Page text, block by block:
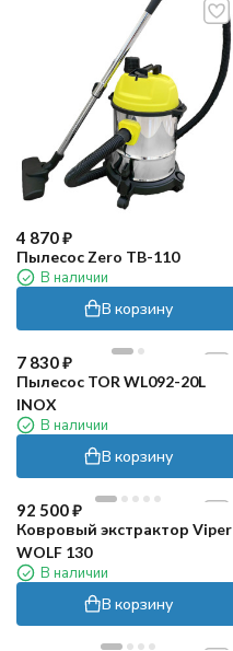
4 870₽
Пылесос Zero TB-110
В наличии
В корзину
7 830₽
Пылесос TOR WL092-20L
INOX
В наличии
В корзину
92 500₽
Ковровый экстрактор Viper
WOLF 130
В наличии
В корзину